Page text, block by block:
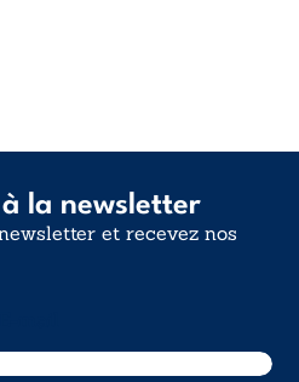
à la newsletter
et recevez nos